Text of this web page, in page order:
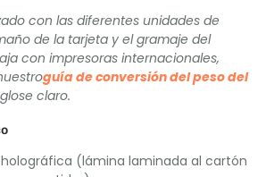
con las diferentes unidades de
de la tarjeta y el gramaje del
con impresoras internacionales,
guía de conversión del peso del
claro.
(lámina laminada al cartón